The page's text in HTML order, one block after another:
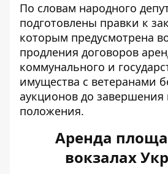
По словам народного
подготовлены правки к
которым предусмотрена
продления договоров
коммунального и
имущества с ветеранами
аукционов до завершения
положения.
Аренда
вокзалах